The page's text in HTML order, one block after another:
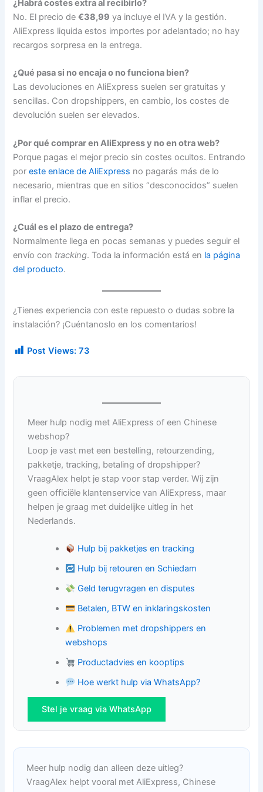
¿Habrá costes extra al recibirlo?
No. El precio de€38,99 ya incluye el IVA y la gestión.
AliExpress liquida estos importes por adelantado; no hay
recargos sorpresa en la entrega.
¿Qué pasa si no encaja o no funciona bien?
Las devoluciones en AliExpress suelen ser gratuitas y
sencillas. Con dropshippers, en cambio, los costes de
devolución suelen ser elevados.
¿Por qué comprar en AliExpress y no en otra web?
Porque pagas el mejor precio sin costes ocultos. Entrando
poreste enlace de AliExpress no pagarás más de lo
necesario, mientras que en sitios “desconocidos” suelen
inflar el precio.
¿Cuál es el plazo de entrega?
Normalmente llega en pocas semanas y puedes seguir el
envío con tracking. Toda la información está en la página
del producto.
¿Tienes experiencia con este repuesto o dudas sobre la
instalación? ¡Cuéntanoslo en los comentarios!
Post Views: 73
Meer hulp nodig met AliExpress of een Chinese
webshop?
Loop je vast met een bestelling, retourzending,
pakketje, tracking, betaling of dropshipper?
VraagAlex helpt je stap voor stap verder. Wij zijn
geen officiële klantenservice van AliExpress, maar
helpen je graag met duidelijke uitleg in het
Nederlands.
Hulp bij pakketjes en tracking
Hulp bij retouren en Schiedam
Geld terugvragen en disputes
Betalen, BTW en inklaringskosten
Problemen met dropshippers en
webshops
Productadvies en kooptips
Hoe werkt hulp via WhatsApp?
Stel je vraag via WhatsApp
Meer hulp nodig dan alleen deze uitleg?
VraagAlex helpt vooral met AliExpress, Chinese